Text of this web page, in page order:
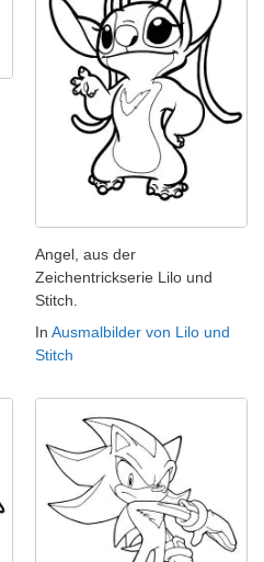
Angel, aus der
Zeichentrickserie Lilo und
Stitch.
In Ausmalbilder von Lilo und
Stitch